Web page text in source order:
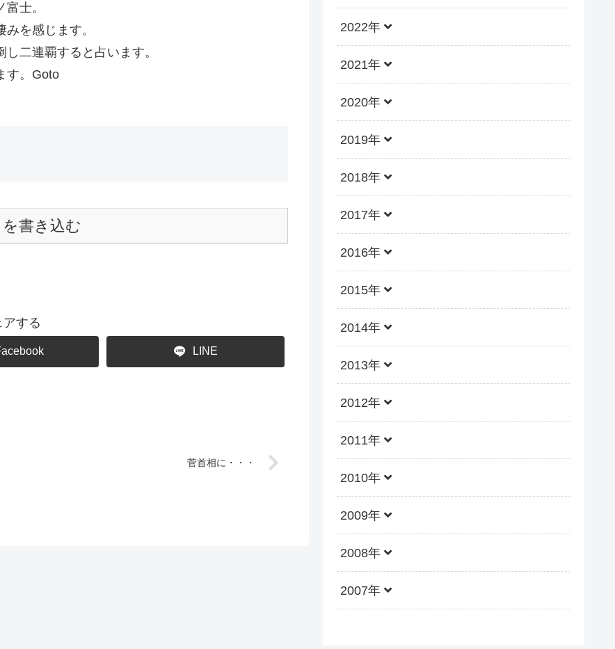
士。
を感じます。
二連覇すると占います。
す。Goto
書き込む
アする
LINE
菅首相に・・・
2022年
2021年
2020年
2019年
2018年
2017年
2016年
2015年
2014年
2013年
2012年
2011年
2010年
2009年
2008年
2007年